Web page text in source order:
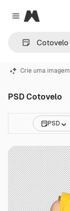
Close menu
Magnific
Crie uma
PSD Cotovelo
PSD